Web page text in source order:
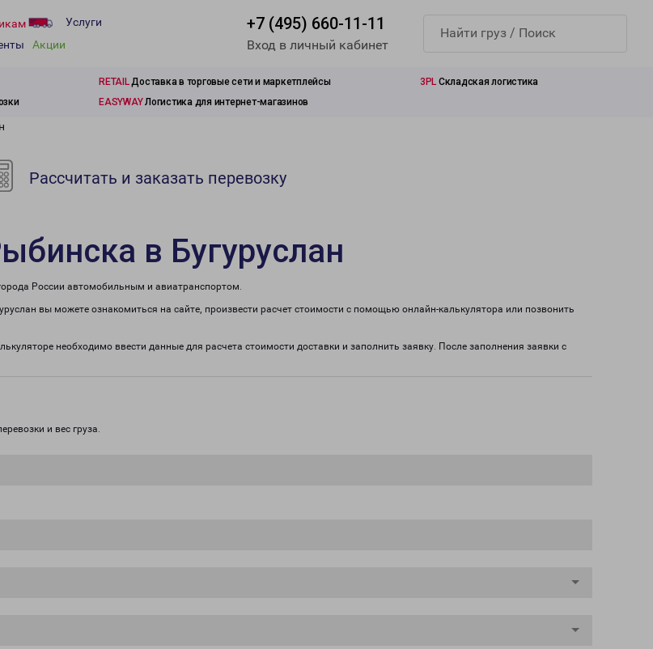
Услуги
Акции
+7 (495) 660-11-11
Вход в личный кабинет
RETAILДоставка в торговые сети и маркетплейсы 3PL Складская логистика
EASYWAYЛогистика для интернет-магазинов
Рассчитать и заказать перевозку
в Бугуруслан
России автомобильным и авиатранспортом.
вы можете ознакомиться на сайте, произвести расчет стоимости с помощью онлайн-калькулятора или позвонить
необходимо ввести данные для расчета стоимости доставки и заполнить заявку. После заполнения заявки с
и вес груза.